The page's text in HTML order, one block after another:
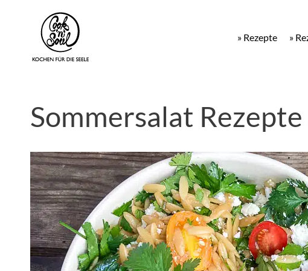
»
» Rezepte
Sommersalat